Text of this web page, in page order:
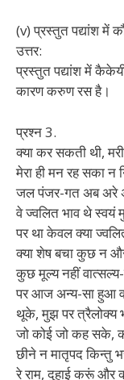
(v) प्रस्तुत पद्यांश में
उत्तर:
प्रस्तुत पद्यांश में
कारण करुण रस है।
प्रश्न 3.
क्या कर सकती थी, मरी
मेरा ही मन रह सका न
जल पंजर-गत अब अरे
वे ज्वलित भाव थे स्वयं
पर था केवल क्या
क्या शेष बचा कुछ न
कुछ मूल्य नहीं वात्सल्य-
पर आज अन्य-सा हुआ
थूके, मुझ पर त्रैलोक्य
जो कोई जो कह सके,
छीने न मातृपद किन्तु
रे राम, दुहाई करूं और